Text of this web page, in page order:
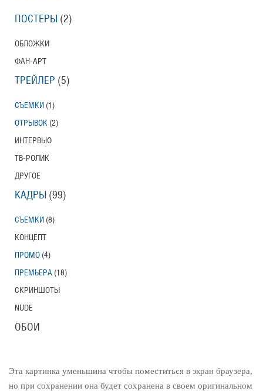
Эта картинка уменьшина чтобы поместиться в экран браузера,
но при сохранении она будет сохранена в своем оригинальном
ПОСТЕРЫ (2)
ОБЛОЖКИ
ФАН-АРТ
ТРЕЙЛЕР (5)
СЪЕМКИ (1)
ОТРЫВОК (2)
ИНТЕРВЬЮ
ТВ-РОЛИК
ДРУГОЕ
КАДРЫ (99)
СЪЕМКИ (8)
КОНЦЕПТ
ПРОМО (4)
ПРЕМЬЕРА (18)
СКРИНШОТЫ
NUDE
ОБОИ